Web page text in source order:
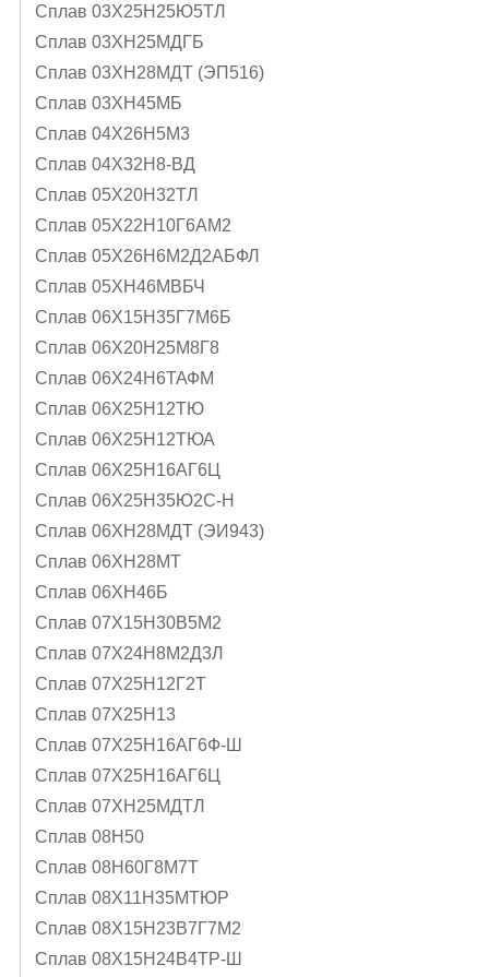
Сплав 03Х25Н25Ю5ТЛ
Сплав 03ХН25МДГБ
Сплав 03ХН28МДТ (ЭП516)
Сплав 03ХН45МБ
Сплав 04Х26Н5М3
Сплав 04Х32Н8-ВД
Сплав 05X20H32TЛ
Сплав 05Х22Н10Г6АМ2
Сплав 05Х26Н6М2Д2АБФЛ
Сплав 05ХН46МВБЧ
Сплав 06Х15Н35Г7М6Б
Сплав 06Х20Н25М8Г8
Сплав 06Х24Н6ТАФМ
Сплав 06Х25Н12ТЮ
Сплав 06Х25Н12ТЮА
Сплав 06Х25Н16АГ6Ц
Сплав 06Х25Н35Ю2С-Н
Сплав 06ХН28МДТ (ЭИ943)
Сплав 06ХН28МТ
Сплав 06ХН46Б
Сплав 07Х15Н30В5М2
Сплав 07Х24Н8М2Д3Л
Сплав 07Х25Н12Г2Т
Сплав 07Х25Н13
Сплав 07Х25Н16АГ6Ф-Ш
Сплав 07Х25Н16АГ6Ц
Сплав 07ХН25МДТЛ
Сплав 08Н50
Сплав 08Н60Г8М7Т
Сплав 08Х11Н35МТЮР
Сплав 08Х15Н23В7Г7М2
Сплав 08Х15Н24В4ТР-Ш